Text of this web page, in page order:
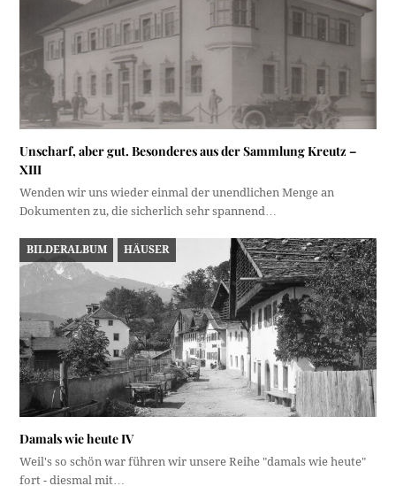
Unscharf, aber gut. Besonderes aus der Sammlung Kreutz –
XIII
Wenden wir uns wieder einmal der unendlichen Menge an
Dokumenten zu, die sicherlich sehr spannend…
BILDERALBUM HÄUSER
Damals wie heute IV
Weil's so schön war führen wir unsere Reihe "damals wie heute"
fort - diesmal mit…